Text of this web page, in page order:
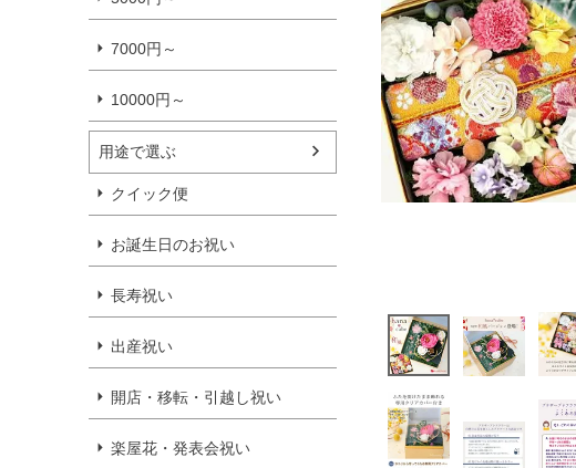
7000円～
10000円～
用途で選ぶ
クイック便
お誕生日のお祝い
長寿祝い
出産祝い
開店・移転・引越し祝い
楽屋花・発表会祝い